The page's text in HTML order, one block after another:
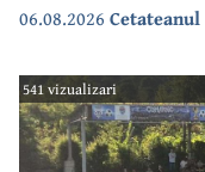
06.08.2026 Cetateanul
541 vizualizari